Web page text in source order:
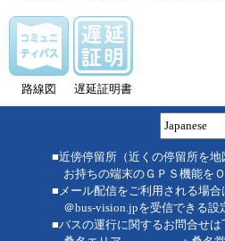
路線図 遅延証明書
■近傍停留所（近くの停留所を地
お持ちの端末のＧＰＳ機能をＯ
■メール配信をご利用される場合
＠bus-vision.jpを受信できる設
■バスの運行に関するお問合せは